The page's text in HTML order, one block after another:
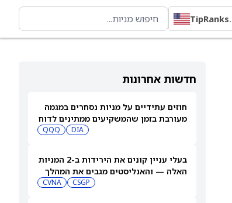
חדשות אחרונות
חוזים עתידיים על מניות נסחרים במגמה
מעורבת בזמן שהמשקיעים ממתינים לדוח
DIA
QQQ
בעלי עניין קונים את הירידות ב-2 המניות
האלה — והאנליסטים מגבים את המהלך
CSGP
CVNA